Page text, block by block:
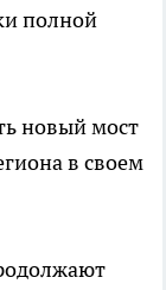
полной
новый мост
в своем